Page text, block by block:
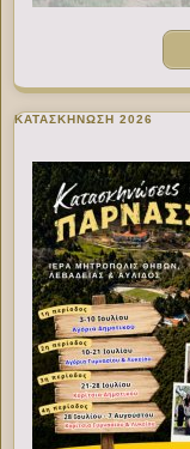
ΚΑΤΑΣΚΗΝΩΣΗ 2026